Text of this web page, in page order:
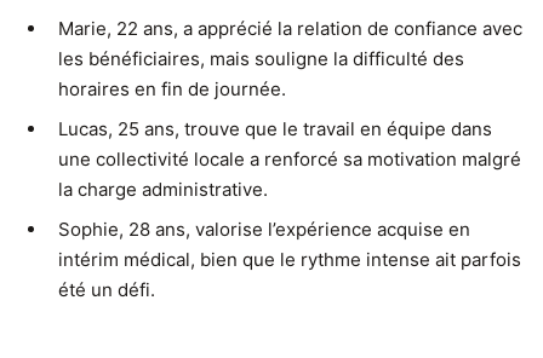
Marie, 22 ans, a apprécié la relation de confiance avec
les bénéficiaires, mais souligne la difficulté des
horaires en fin de journée.
Lucas, 25 ans, trouve que le travail en équipe dans
une collectivité locale a renforcé sa motivation malgré
la charge administrative.
Sophie, 28 ans, valorise l’expérience acquise en
intérim médical, bien que le rythme intense ait parfois
été un défi.